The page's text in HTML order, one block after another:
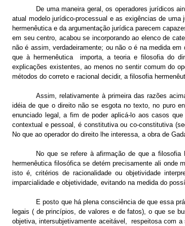
De uma maneira geral, os operadores jurídicos
atual modelo jurídico-processual e as exigências de
hermenêutica e da argumentação jurídica parecem
em seu centro, acabou se incorporando ao elenco de
não é assim, verdadeiramente; ou não o é na medida
que à hermenêutica
importa, a teoria e filosofia do
explicações existentes, ao menos no sentir comum do
métodos do correto e racional decidir, a filosofia
Assim, relativamente à primeira das razões
idéia de que o direito não se esgota no texto, no puro
enunciado legal, a fim de poder aplicá-lo aos casos
contextual e pessoal, é constitutiva ou co-constitutiva
No que ao operador do direito lhe interessa, a obra de
No que se refere à afirmação de que a filosofia
hermenêutica filosófica se detém precisamente ali onde
isto é, critérios de racionalidade ou objetividade
imparcialidade e objetividade, evitando na medida do
E posto que há plena consciência de que essa
legais ( de princípios, de valores e de fatos), o que se
objetiva, intersubjetivamente aceitável,
respeitosa com a